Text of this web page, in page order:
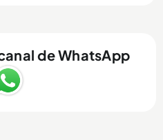
de WhatsApp